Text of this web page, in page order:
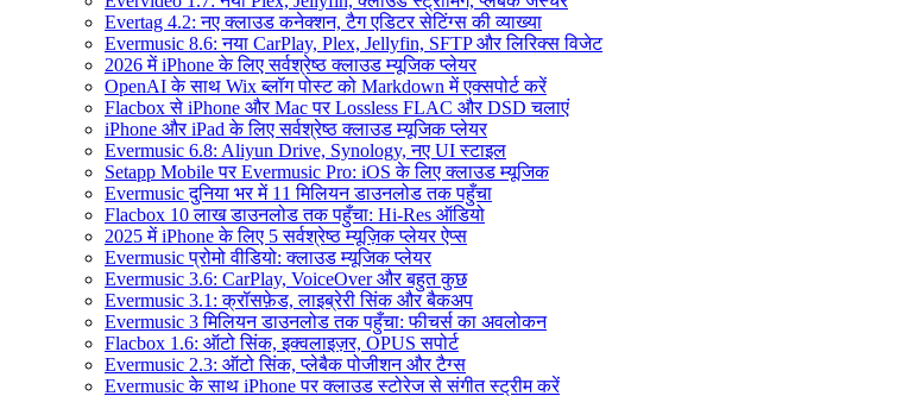
Evertag 4.2: नए क्लाउड कनेक्शन, टैग एडिटर सेटिंग्स की व्याख्या
Evermusic 8.6: नया CarPlay, Plex, Jellyfin, SFTP और लिरिक्स विजेट
2026 में iPhone के लिए सर्वश्रेष्ठ क्लाउड म्यूजिक प्लेयर
OpenAI के साथ Wix ब्लॉग पोस्ट को Markdown में एक्सपोर्ट करें
Flacbox से iPhone और Mac पर Lossless FLAC और DSD चलाएं
iPhone और iPad के लिए सर्वश्रेष्ठ क्लाउड म्यूजिक प्लेयर
Evermusic 6.8: Aliyun Drive, Synology, नए UI स्टाइल
Setapp Mobile पर Evermusic Pro: iOS के लिए क्लाउड म्यूजिक
Evermusic दुनिया भर में 11 मिलियन डाउनलोड तक पहुँचा
Flacbox 10 लाख डाउनलोड तक पहुँचा: Hi-Res ऑडियो
2025 में iPhone के लिए 5 सर्वश्रेष्ठ म्यूज़िक प्लेयर ऐप्स
Evermusic प्रोमो वीडियो: क्लाउड म्यूजिक प्लेयर
Evermusic 3.6: CarPlay, VoiceOver और बहुत कुछ
Evermusic 3.1: क्रॉसफ़ेड, लाइब्रेरी सिंक और बैकअप
Evermusic 3 मिलियन डाउनलोड तक पहुँचा: फीचर्स का अवलोकन
Flacbox 1.6: ऑटो सिंक, इक्वलाइज़र, OPUS सपोर्ट
Evermusic 2.3: ऑटो सिंक, प्लेबैक पोजीशन और टैग्स
Evermusic के साथ iPhone पर क्लाउड स्टोरेज से संगीत स्ट्रीम करें